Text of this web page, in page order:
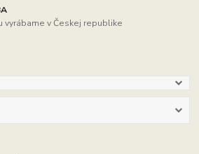
vyrábame v Českej republike